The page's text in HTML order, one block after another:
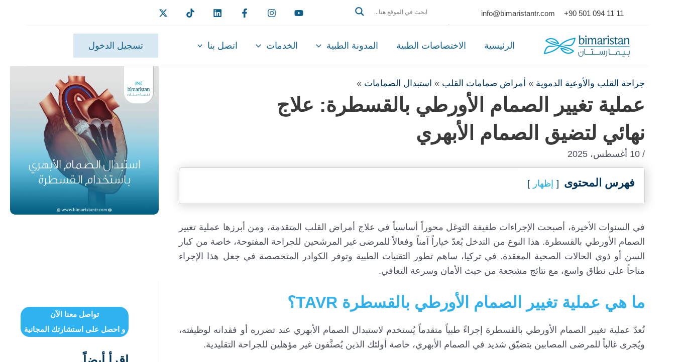
info@bimaristantr.com +90 501 094 11 11
الرئيسية الاختصاصات الطبية المدونة الطبية الخدمات اتصل بنا تسجيل الدخول
جراحة القلب والأوعية الدموية » أمراض صمامات القلب » استبدال الصمامات »
عملية تغيير الصمام الأورطي بالقسطرة: علاج
نهائي لتضيق الصمام الأبهري
/ 10 أغسطس، 2025
فهرس المحتوى إظهار
في السنوات الأخيرة، أصبحت الإجراءات طفيفة التوغل محوراً أساسياً في علاج أمراض القلب المتقدمة، ومن أبرزها عملية تغيير
الصمام الأورطي بالقسطرة. هذا النوع من التدخل يُعدّ خياراً آمناً وفعالاً للمرضى غير المرشحين للجراحة المفتوحة، خاصة من كبار
السن أو ذوي الحالات الصحية المعقدة. في تركيا، ساهم تطور التقنيات الطبية وتوفر الكوادر المتخصصة في جعل هذا الإجراء
متاحاً على نطاق واسع، مع نتائج مشجعة من حيث الأمان وسرعة التعافي.
ما هي عملية تغيير الصمام الأورطي بالقسطرة TAVR؟
تُعدّ عملية تغيير الصمام الأورطي بالقسطرة إجراءً طبياً متقدماً يُستخدم لاستبدال الصمام الأبهري عند تضرره أو فقدانه لوظيفته،
ويُجرى غالباً للمرضى المصابين بتضيّق شديد في الصمام الأبهري، خاصة أولئك الذين يُصنَّفون غير مؤهلين للجراحة التقليدية.
تواصل معنا الآن
و احصل على استشارتك المجانية